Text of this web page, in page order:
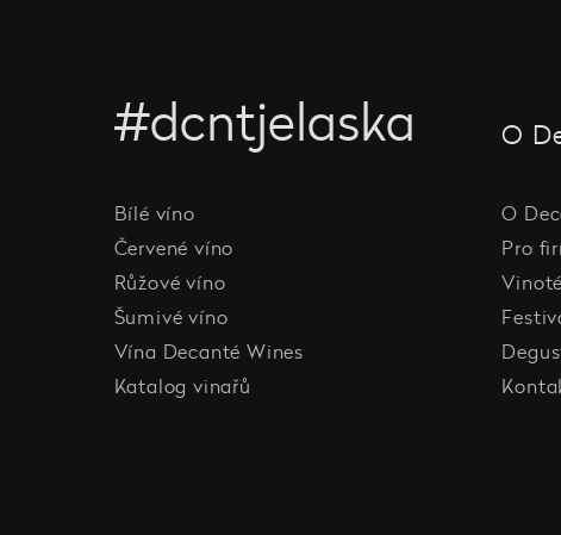
#dcntjelaska
Bílé víno
Červené víno
Růžové víno
Šumivé víno
Vína Decanté Wines
Katalog vinařů
O
O
Pro